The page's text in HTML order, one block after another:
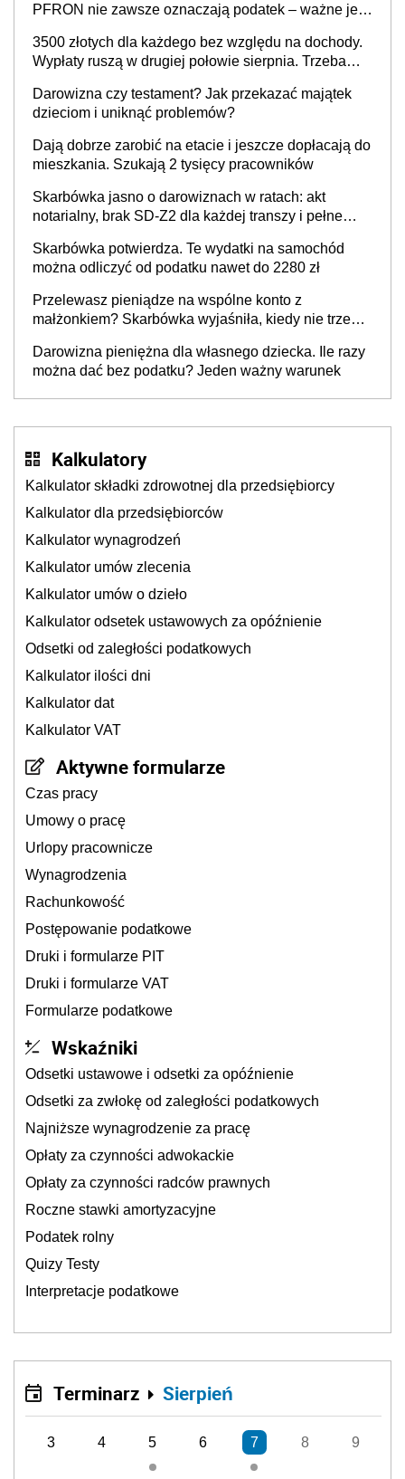
PFRON nie zawsze oznaczają podatek – ważne jest
3500 złotych dla każdego bez względu na dochody.
Wypłaty ruszą w drugiej połowie sierpnia. Trzeba
Darowizna czy testament? Jak przekazać majątek
dzieciom i uniknąć problemów?
Dają dobrze zarobić na etacie i jeszcze dopłacają do
mieszkania. Szukają 2 tysięcy pracowników
Skarbówka jasno o darowiznach w ratach: akt
notarialny, brak SD-Z2 dla każdej transzy i pełne
Skarbówka potwierdza. Te wydatki na samochód
można odliczyć od podatku nawet do 2280 zł
Przelewasz pieniądze na wspólne konto z
małżonkiem? Skarbówka wyjaśniła, kiedy nie trzeba
Darowizna pieniężna dla własnego dziecka. Ile razy
można dać bez podatku? Jeden ważny warunek
Kalkulatory
Kalkulator składki zdrowotnej dla przedsiębiorcy
Kalkulator dla przedsiębiorców
Kalkulator wynagrodzeń
Kalkulator umów zlecenia
Kalkulator umów o dzieło
Kalkulator odsetek ustawowych za opóźnienie
Odsetki od zaległości podatkowych
Kalkulator ilości dni
Kalkulator dat
Kalkulator VAT
Aktywne formularze
Czas pracy
Umowy o pracę
Urlopy pracownicze
Wynagrodzenia
Rachunkowość
Postępowanie podatkowe
Druki i formularze PIT
Druki i formularze VAT
Formularze podatkowe
Wskaźniki
Odsetki ustawowe i odsetki za opóźnienie
Odsetki za zwłokę od zaległości podatkowych
Najniższe wynagrodzenie za pracę
Opłaty za czynności adwokackie
Opłaty za czynności radców prawnych
Roczne stawki amortyzacyjne
Podatek rolny
Quizy Testy
Interpretacje podatkowe
Terminarz Sierpień
3 4 5 6 7 8 9